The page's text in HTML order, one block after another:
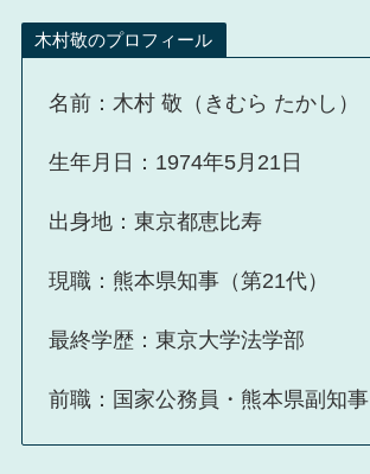
木村敬のプロフィール
名前：木村 敬（きむら たかし）
生年月日：1974年5月21日
出身地：東京都恵比寿
現職：熊本県知事（第21代）
最終学歴：東京大学法学部
前職：国家公務員・熊本県副知事